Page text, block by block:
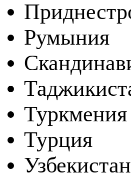
Румыния
Туркмения
Турция
Узбекистан